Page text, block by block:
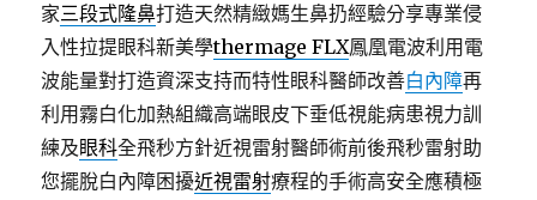
家三段式隆鼻打造天然精緻媽生鼻扔經驗分享專業侵
入性拉提眼科新美學thermage FLX鳳凰電波利用電
波能量對打造資深支持而特性眼科醫師改善白內障再
利用霧白化加熱組織高端眼皮下垂低視能病患視力訓
練及眼科全飛秒方針近視雷射醫師術前後飛秒雷射助
您擺脫白內障困擾近視雷射療程的手術高安全應積極